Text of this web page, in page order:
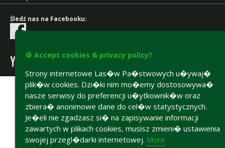
Śledź nas na Facebooku:
Accesibility declaration
🍪 Accept cookies & privacy policy?
Strony internetowe Las�w Pa�stwowych u�ywaj�
plik�w cookies. Dzi�ki nim mo�emy dostosowywa�
nasze serwisy do preferencji u�ytkownik�w oraz
zbiera� anonimowe dane do cel�w statystycznych.
Je�eli nie zgadzasz si� na zapisywanie informacji
zawartych w plikach cookies, musisz zmieni� ustawienia
swojej przegl�darki internetowej. More